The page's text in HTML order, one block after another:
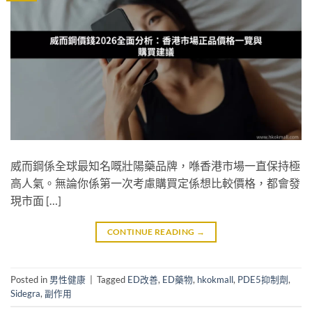
威而鋼係全球最知名嘅壯陽藥品牌，喺香港市場一直保持極
高人氣。無論你係第一次考慮購買定係想比較價格，都會發
現市面 […]
CONTINUE READING →
Posted in 男性健康 Tagged ED改善, ED藥物, hkokmall, PDE5抑制劑,
Sidegra, 副作用